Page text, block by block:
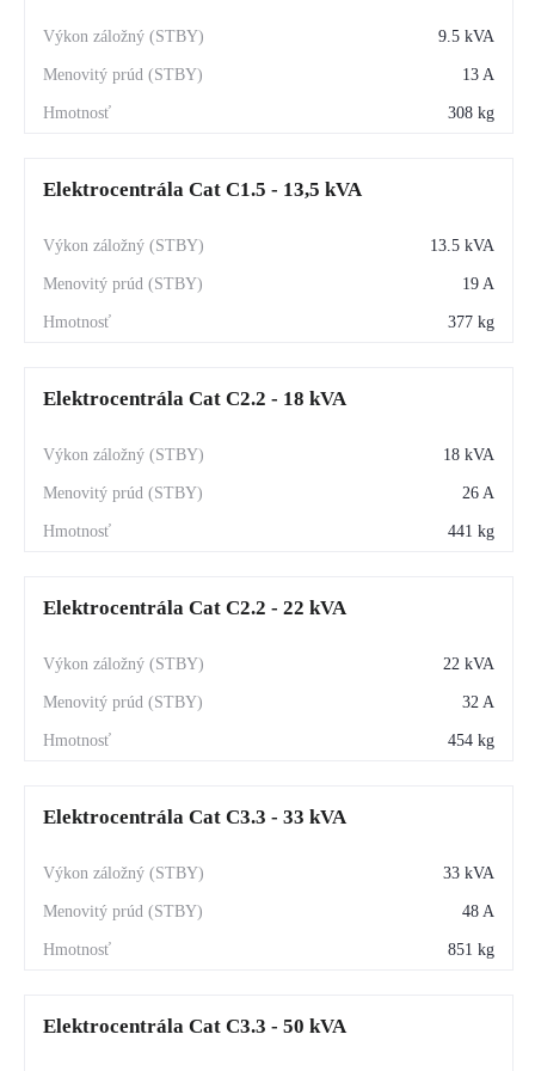
9.5 kVA
13 A
308 kg
Elektrocentrála Cat C1.5 - 13,5 kVA
13.5 kVA
19 A
377 kg
Elektrocentrála Cat C2.2 - 18 kVA
18 kVA
26 A
441 kg
Elektrocentrála Cat C2.2 - 22 kVA
22 kVA
32 A
454 kg
Elektrocentrála Cat C3.3 - 33 kVA
33 kVA
48 A
851 kg
Elektrocentrála Cat C3.3 - 50 kVA